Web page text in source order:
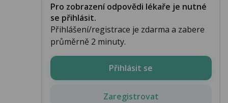
Pro zobrazení odpovědi lékaře je nutné
se přihlásit.
Přihlášení/registrace je zdarma a zabere
průměrně 2 minuty.
Přihlásit se
Zaregistrovat